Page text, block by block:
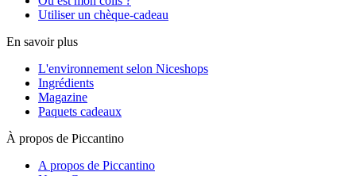
Utiliser un chèque-cadeau
En savoir plus
L'environnement selon Niceshops
Ingrédients
Magazine
Paquets cadeaux
À propos de Piccantino
A propos de Piccantino